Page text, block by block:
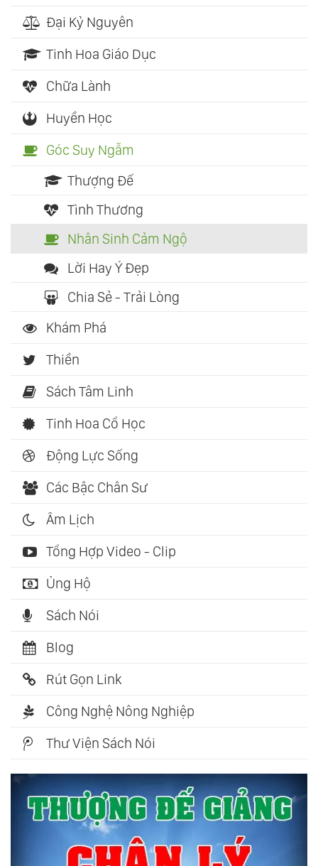
Đại Kỷ Nguyên
Tinh Hoa Giáo Dục
Chữa Lành
Huyền Học
Góc Suy Ngẫm
Thượng Đế
Tình Thương
Nhân Sinh Cảm Ngộ
Lời Hay Ý Đẹp
Chia Sẻ - Trải Lòng
Khám Phá
Thiền
Sách Tâm Linh
Tinh Hoa Cổ Học
Động Lực Sống
Các Bậc Chân Sư
Âm Lịch
Tổng Hợp Video - Clip
Ủng Hộ
Sách Nói
Blog
Rút Gọn Link
Công Nghệ Nông Nghiệp
Thư Viện Sách Nói